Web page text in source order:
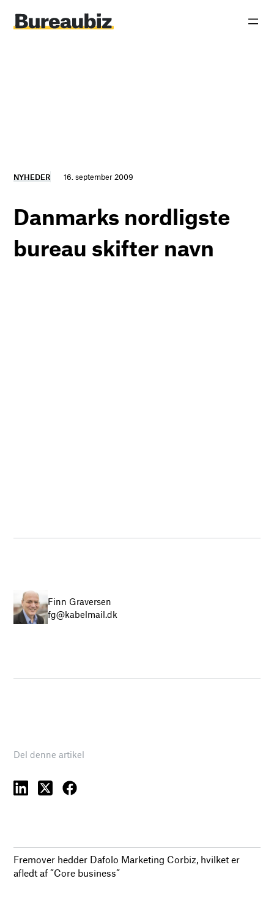
indhold
NYHEDER 16. september 2009
Danmarks nordligste
bureau skifter navn
Finn Graversen
fg@kabelmail.dk
Del denne artikel
Fremover hedder Dafolo Marketing Corbiz, hvilket er
afledt af ”Core business”